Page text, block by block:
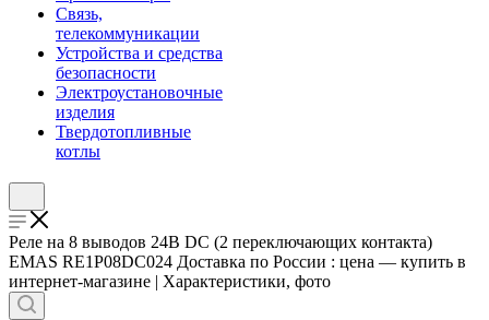
Связь,
телекоммуникации
Устройства и средства
безопасности
Электроустановочные
изделия
Твердотопливные
котлы
Реле на 8 выводов 24В DС (2 переключающих контакта)
EMAS RE1P08DC024 Доставка по России : цена — купить в
интернет-магазине | Характеристики, фото